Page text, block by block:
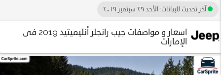
آخر تحديث للبيانات: الأحد ٢٩ سبتمبر ٢٠١٩
اسعار و مواصفات جيب رانجلر أنليميتيد 2019 فى
الإمارات